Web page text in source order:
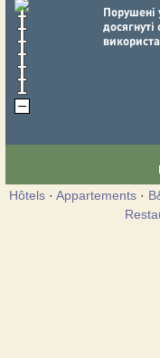
Hôtels · Appartements ·